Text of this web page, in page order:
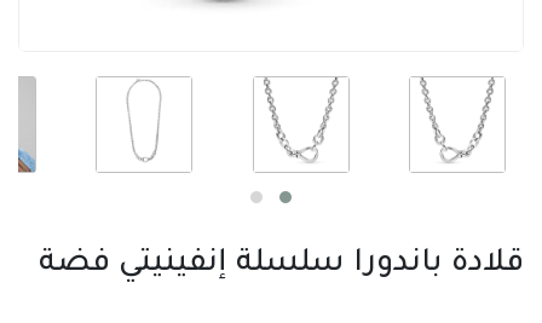
قلادة باندورا سلسلة إنفينيتي فضة